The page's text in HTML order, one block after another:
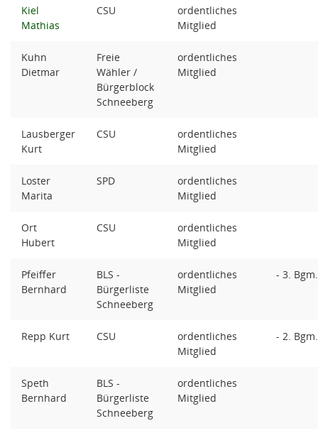
Kiel
Mathias
CSU
ordentliches
Mitglied
Kuhn
Dietmar
Freie
Wähler /
Bürgerblock
Schneeberg
ordentliches
Mitglied
Lausberger
Kurt
CSU
ordentliches
Mitglied
Loster
Marita
SPD
ordentliches
Mitglied
Ort
Hubert
CSU
ordentliches
Mitglied
Pfeiffer
Bernhard
BLS -
Bürgerliste
Schneeberg
ordentliches
Mitglied
- 3.
Repp Kurt CSU
ordentliches
Mitglied
- 2.
Speth
Bernhard
BLS -
Bürgerliste
Schneeberg
ordentliches
Mitglied